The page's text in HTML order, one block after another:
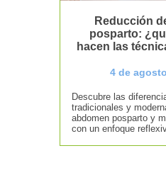
Reducción
posparto:
hacen las
4 de
Descubre las
tradicionales y
abdomen posparto y
con un enfoque